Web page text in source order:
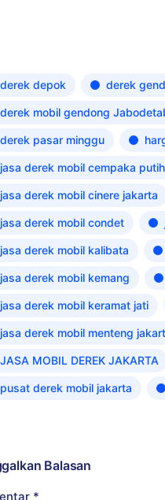
derek depok derek
derek mobil gendong
derek pasar minggu
jasa derek mobil cempaka putih
jasa derek mobil cinere jakarta
jasa derek mobil condet
jasa derek mobil kalibata
jasa derek mobil kemang
jasa derek mobil keramat jati
jasa derek mobil menteng
JASA MOBIL DEREK JAKARTA
pusat derek mobil jakarta
Balasan
*